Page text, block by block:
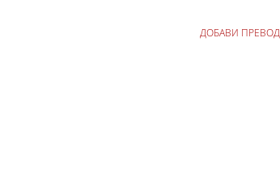
ДОБАВИ ПРЕВОД